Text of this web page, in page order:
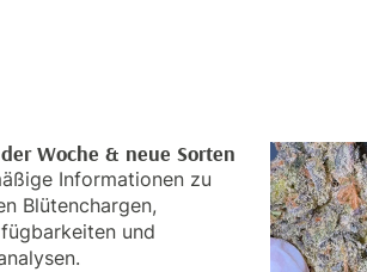
Woche & neue Sorten
Informationen zu
Blütenchargen,
und